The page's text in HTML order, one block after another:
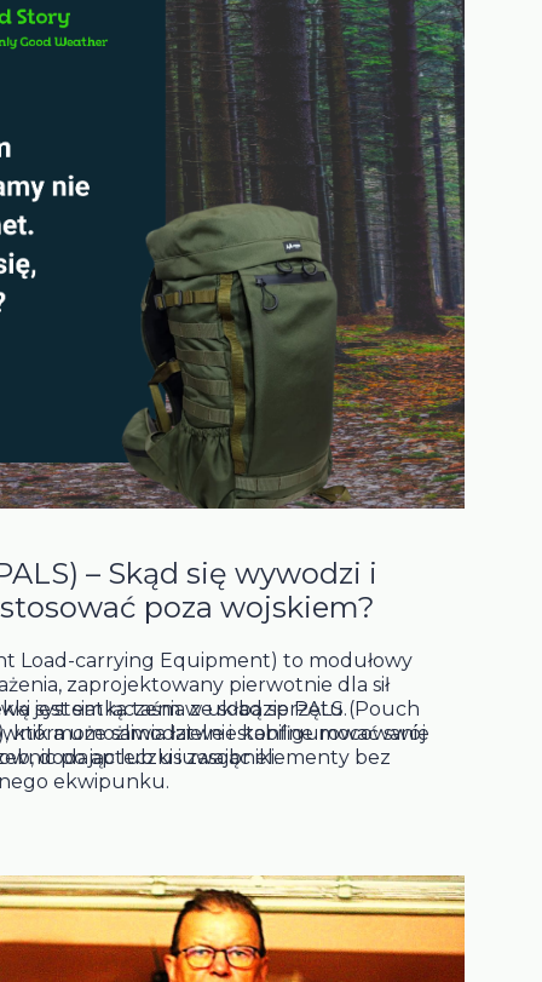
– Skąd się wywodzi i
poza wojskiem?
Load-carrying Equipment) to modułowy
zaprojektowany pierwotnie dla sił
jest siatka taśm w układzie PALS (Pouch
umożliwia łatwe i stabilne mocowanie
po apteczki i zasobniki.
system łączenia ze sobą sprzętu.
może samodzielnie konfigurować swój
dodając lub usuwając elementy bez
ekwipunku.